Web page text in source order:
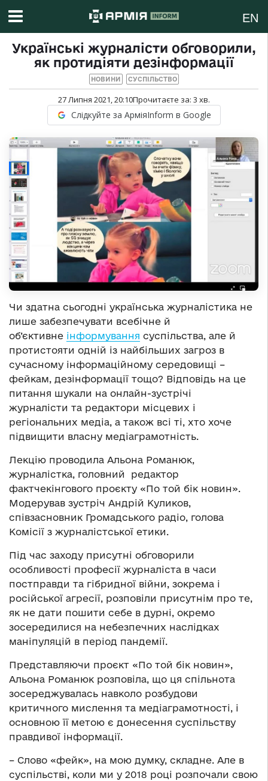
EN
Українські журналісти обговорили,
як протидіяти дезінформації
НОВИНИ СУСПІЛЬСТВО
27 Липня 2021, 20:10Прочитаєте за: 3 хв.
Слідкуйте за АрміяInform в Google
Чи здатна сьогодні українська журналістика не
лише забезпечувати всебічне й
об’єктивне інформування суспільства, але й
протистояти одній із найбільших загроз в
сучасному інформаційному середовищі –
фейкам, дезінформації тощо? Відповідь на це
питання шукали на онлайн-зустрічі
журналісти та редактори місцевих і
регіональних медіа, а також всі ті, хто хоче
підвищити власну медіаграмотність.
Лекцію проводила Альона Романюк,
журналістка, головний редактор
фактчекінгового проєкту «По той бік новин».
Модерував зустріч Андрій Куликов,
співзасновник Громадського радіо, голова
Комісії з журналістської етики.
Під час заходу присутні обговорили
особливості професії журналіста в часи
постправди та гібридної війни, зокрема і
російської агресії, розповіли присутнім про те,
як не дати пошити себе в дурні, окремо
зосередилися на небезпечних наслідках
маніпуляцій в період пандемії.
Представляючи проєкт «По той бік новин»,
Альона Романюк розповіла, що ця спільнота
зосереджувалась навколо розбудови
критичного мислення та медіаграмотності, і
основною її метою є донесення суспільству
правдивої інформації.
– Слово «фейк», на мою думку, складне. Але в
суспільстві, коли ми у 2018 році розпочали свою